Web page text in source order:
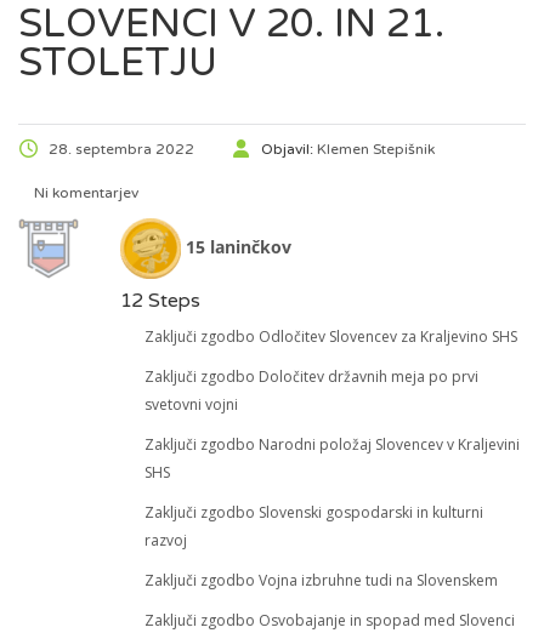
SLOVENCI V 20. IN 21.
STOLETJU
28. septembra 2022 Objavil: Klemen Stepišnik
Ni komentarjev
15 laninčkov
12 Steps
Zaključi zgodbo Odločitev Slovencev za Kraljevino SHS
Zaključi zgodbo Določitev državnih meja po prvi
svetovni vojni
Zaključi zgodbo Narodni položaj Slovencev v Kraljevini
SHS
Zaključi zgodbo Slovenski gospodarski in kulturni
razvoj
Zaključi zgodbo Vojna izbruhne tudi na Slovenskem
Zaključi zgodbo Osvobajanje in spopad med Slovenci